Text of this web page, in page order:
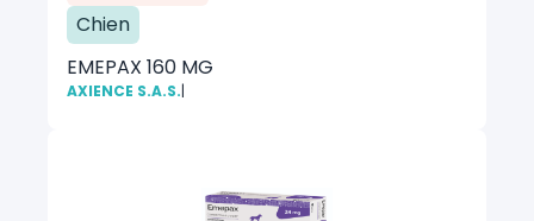
Chien
EMEPAX 160 MG
AXIENCE S.A.S.|